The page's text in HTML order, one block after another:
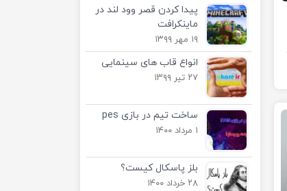
پیدا کردن قصر وود لند در
ماینکرافت
۱۹ مهر ۱۳۹۹
انواع قاب های سینمایی
۲۷ تیر ۱۳۹۹
ساخت تیم در بازی pes
۱ مرداد ۱۴۰۰
بلز پاسکال کیست؟
۲۸ خرداد ۱۴۰۰